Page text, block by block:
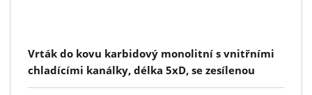
Vrták do kovu karbidový monolitní s vnitřními
chladícími kanálky, délka 5xD, se zesílenou
stopkou HA, norma DIN6537L, povlak FIRE typ